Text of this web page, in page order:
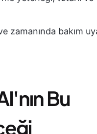
zamanında bakım
Bu